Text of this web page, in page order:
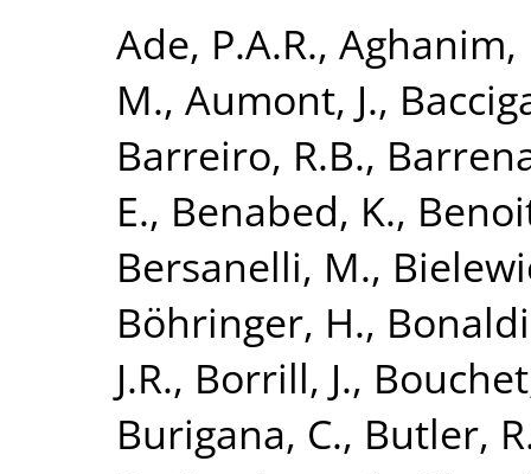
Ade, P.A.R., Aghanim,
M., Aumont, J.,
Barreiro, R.B.,
E., Benabed, K.,
Bersanelli, M.,
Böhringer, H.,
J.R., Borrill, J.,
Burigana, C., Butler,